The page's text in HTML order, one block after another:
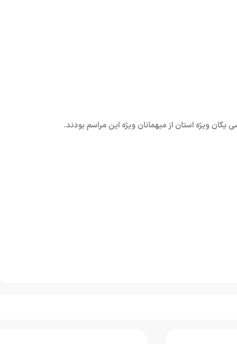
وی‍ژه استان از میهمانان ویژه این مراسم بودند.